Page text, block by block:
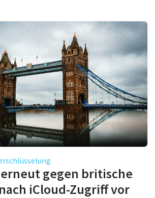
gegen britische
iCloud-Zugriff vor